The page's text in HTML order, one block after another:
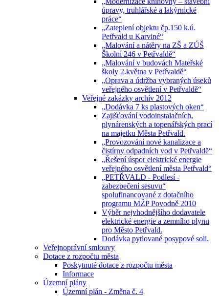
úpravy, truhlářské a lakýrnické
práce“
„Zateplení objektu čp.150 k.ú.
Petřvald u Karviné“
„Malování a nátěry na ZŠ a ZÚŠ
Školní 246 v Petřvaldě“
„Malování v budovách Mateřské
školy 2.května v Petřvaldě“
„Oprava a údržba vybraných úseků
veřejného osvětlení v Petřvaldě“
Veřejné zakázky archív 2012
„Dodávka 7 ks plastových oken“
Zajišťování vodoinstalačních,
plynárenských a topenářských prací
na majetku Města Petřvald.
„Provozování nové kanalizace a
čistírny odpadních vod v Petřvaldě“
„Řešení úspor elektrické energie
veřejného osvětlení města Petřvald“
„PETŘVALD - Podlesí -
zabezpečení sesuvu“
spolufinancované z dotačního
programu MŽP Povodně 2010
Výběr nejvhodnějšího dodavatele
elektrické energie a zemního plynu
pro Město Petřvald.
Dodávka pytlované posypové soli.
Veřejnoprávní smlouvy
Dotace z rozpočtu města
Poskytnuté dotace z rozpočtu města
Informace
Územní plány
Územní plán - Změna č. 4